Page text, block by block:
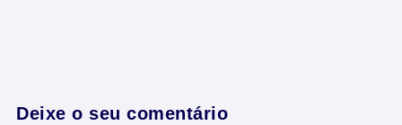
Deixe o seu comentário